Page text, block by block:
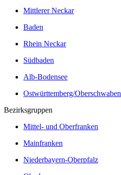
Mittlerer Neckar
Baden
Rhein Neckar
Südbaden
Alb-Bodensee
Ostwürttemberg/Oberschwaben
Bezirksgruppen
Mittel- und Oberfranken
Mainfranken
Niederbayern-Oberpfalz